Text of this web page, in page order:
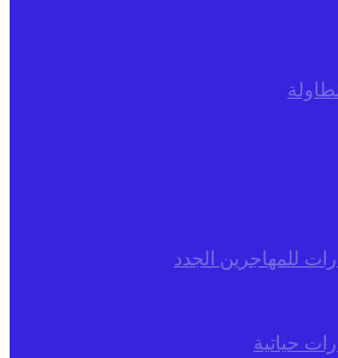
للمهاجرين الجدد
حياتية